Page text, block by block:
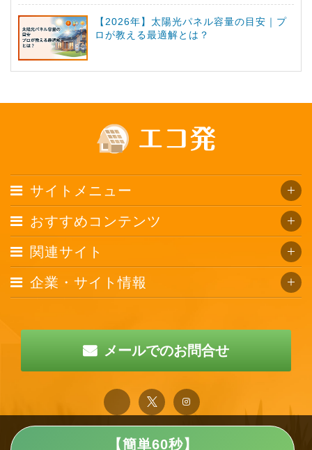
【2026年】太陽光パネル容量の目安｜プ
ロが教える最適解とは？
【簡単60秒】
サイトメニュー
おすすめコンテンツ
関連サイト
企業・サイト情報
メールでのお問合せ